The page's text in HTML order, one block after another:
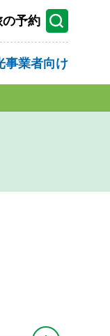
の予約
事業者向け